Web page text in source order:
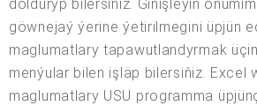
dolduryp bilersiňiz. Giňişleýin
göwnejaý ýerine ýetirilmegini üpjün
maglumatlary tapawutlandyrmak
menýular bilen işläp bilersiňiz. Excel
maglumatlary USU programma